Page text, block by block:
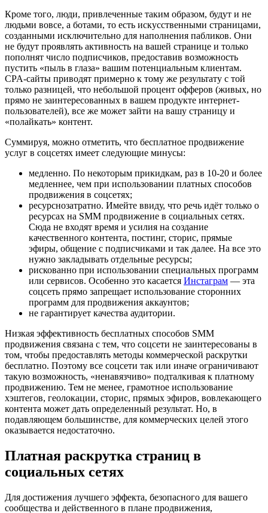
Кроме того, люди, привлеченные таким образом, будут и не
людьми вовсе, а ботами, то есть искусственными страницами,
созданными исключительно для наполнения пабликов. Они
не будут проявлять активность на вашей странице и только
пополнят число подписчиков, предоставив возможность
пустить «пыль в глаза» вашим потенциальным клиентам.
CPA-сайты приводят примерно к тому же результату с той
только разницей, что небольшой процент офферов (живых, но
прямо не заинтересованных в вашем продукте интернет-
пользователей), все же может зайти на вашу страницу и
«полайкать» контент.
Суммируя, можно отметить, что бесплатное продвижение
услуг в соцсетях имеет следующие минусы:
медленно. По некоторым прикидкам, раз в 10-20 и более
медленнее, чем при использовании платных способов
продвижения в соцсетях;
ресурснозатратно. Имейте ввиду, что речь идёт только о
ресурсах на SMM продвижение в социальных сетях.
Сюда не входят время и усилия на создание
качественного контента, постинг, сторис, прямые
эфиры, общение с подписчиками и так далее. На все это
нужно закладывать отдельные ресурсы;
рискованно при использовании специальных программ
или сервисов. Особенно это касается Инстаграм — эта
соцсеть прямо запрещает использование сторонних
программ для продвижения аккаунтов;
не гарантирует качества аудитории.
Низкая эффективность бесплатных способов SMM
продвижения связана с тем, что соцсети не заинтересованы в
том, чтобы предоставлять методы коммерческой раскрутки
бесплатно. Поэтому все соцсети так или иначе ограничивают
такую возможность, «ненавязчиво» подталкивая к платному
продвижению. Тем не менее, грамотное использование
хэштегов, геолокации, сторис, прямых эфиров, вовлекающего
контента может дать определенный результат. Но, в
подавляющем большинстве, для коммерческих целей этого
оказывается недостаточно.
Платная раскрутка страниц в
социальных сетях
Для достижения лучшего эффекта, безопасного для вашего
сообщества и действенного в плане продвижения,